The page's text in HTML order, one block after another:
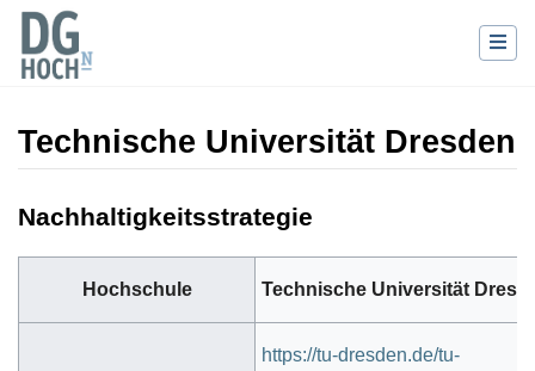
Technische Universität Dresden
Nachhaltigkeitsstrategie
Hochschule Technische Universität
https://tu-dresden.de/tu-